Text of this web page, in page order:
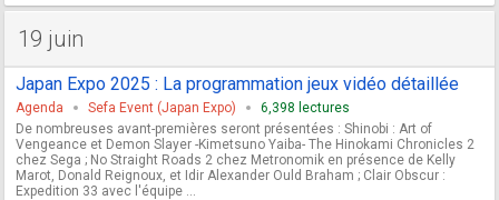
19 juin
Japan Expo 2025 : La programmation jeux vidéo détaillée
Agenda Sefa Event (Japan Expo)
6,398 lectures
De nombreuses avant-premières seront présentées : Shinobi : Art of
Vengeance et Demon Slayer -Kimetsuno Yaiba- The Hinokami Chronicles 2
chez Sega ; No Straight Roads 2 chez Metronomik en présence de Kelly
Marot, Donald Reignoux, et Idir Alexander Ould Braham ; Clair Obscur :
Expedition 33 avec l'équipe ...